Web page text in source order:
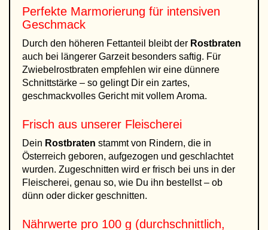
Perfekte Marmorierung für intensiven
Geschmack
Durch den höheren Fettanteil bleibt der Rostbraten
auch bei längerer Garzeit besonders saftig. Für
Zwiebelrostbraten empfehlen wir eine dünnere
Schnittstärke – so gelingt Dir ein zartes,
geschmackvolles Gericht mit vollem Aroma.
Frisch aus unserer Fleischerei
Dein Rostbraten stammt von Rindern, die in
Österreich geboren, aufgezogen und geschlachtet
wurden. Zugeschnitten wird er frisch bei uns in der
Fleischerei, genau so, wie Du ihn bestellst – ob
dünn oder dicker geschnitten.
Nährwerte pro 100 g (durchschnittlich,